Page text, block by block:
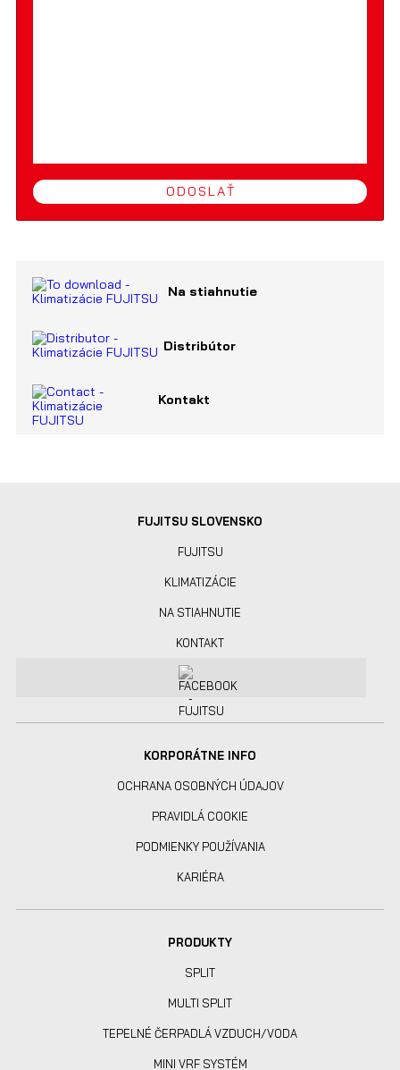
ODOSLAŤ
Na stiahnutie
Distribútor
Kontakt
FUJITSU SLOVENSKO
FUJITSU
KLIMATIZÁCIE
NA STIAHNUTIE
KONTAKT
KORPORÁTNE INFO
OCHRANA OSOBNÝCH ÚDAJOV
PRAVIDLÁ COOKIE
PODMIENKY POUŽÍVANIA
KARIÉRA
PRODUKTY
SPLIT
MULTI SPLIT
TEPELNÉ ČERPADLÁ VZDUCH/VODA
MINI VRF SYSTÉM